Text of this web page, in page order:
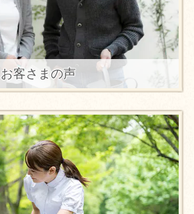
お客さまの声